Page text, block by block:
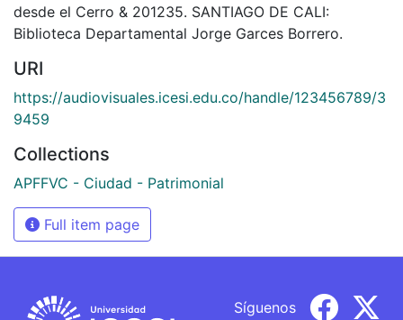
desde el Cerro & 201235. SANTIAGO DE CALI:
Biblioteca Departamental Jorge Garces Borrero.
URI
https://audiovisuales.icesi.edu.co/handle/123456789/3
9459
Collections
APFFVC - Ciudad - Patrimonial
Full item page
Síguenos